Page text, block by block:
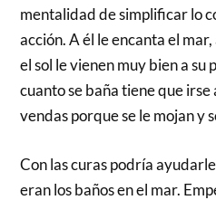
mentalidad de simplificar lo
acción. A él le encanta el
el sol le vienen muy bien a su
cuanto se baña tiene que irse
vendas porque se le mojan y
Con las curas podría
eran los baños en el mar.